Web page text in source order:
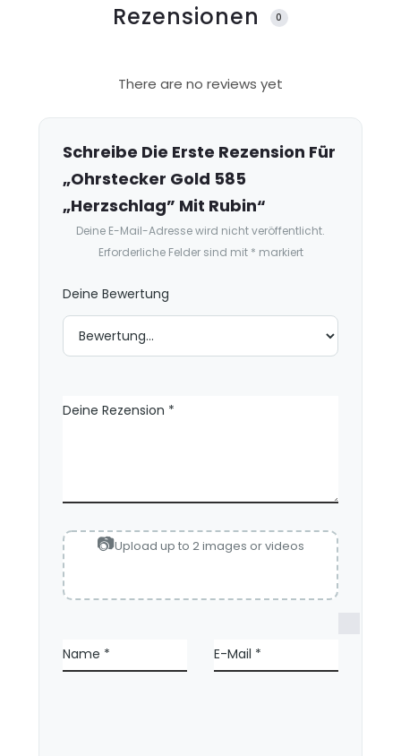
Rezensionen 0
z
There are no reviews yet
Schreibe Die Erste Rezension Für
„Ohrstecker Gold 585
„Herzschlag” Mit Rubin“
Deine E-Mail-Adresse wird nicht veröffentlicht.
Erforderliche Felder sind mit * markiert
Deine Bewertung
Deine Rezension *
Upload up to 2 images or videos
Name * E-Mail *